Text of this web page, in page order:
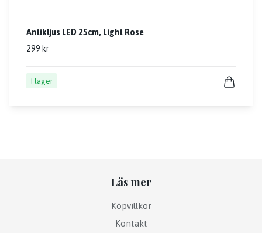
Antikljus LED 25cm, Light Rose
299 kr
I lager
Läs mer
Köpvillkor
Kontakt